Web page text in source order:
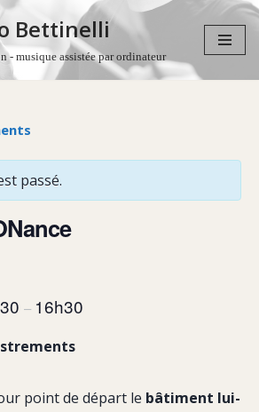
Bettinelli
- musique assistée par ordinateur
passé.
– 16h30
point de départ le bâtiment lui-